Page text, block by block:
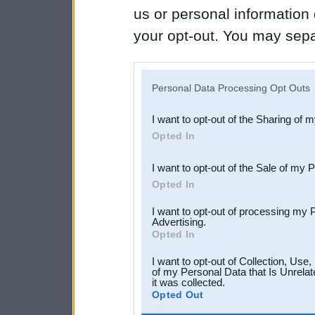
us or personal
your opt-out. You may
Downstream Participants
third parties.
Personal Data Processing Opt Outs
I want to opt-out of the Sharing of
Opted In
I want to opt-out of the Sale of my
Opted In
I want to opt-out of processing my
Advertising.
Opted In
I want to opt-out of Collection,
of my Personal Data that Is
it was collected.
Opted Out